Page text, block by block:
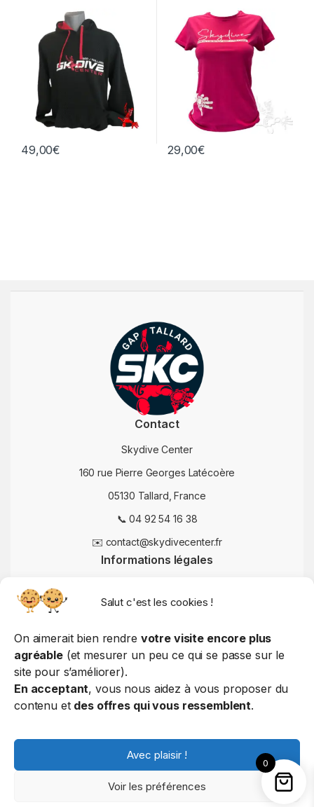
Salut c'est les cookies !
On aimerait bien rendre votre visite encore plus
agréable(et mesurer un peu ce qui se passe sur le
site pour s’améliorer).
En acceptant, vous nous aidez à vous proposer du
contenu et des offres qui vous ressemblent.
Avec plaisir !
Voir les préférences
49,00€
Ce produit a plusieurs variations. Les options peuvent être
29,00€
Ce produit a plusieurs
Contact
Skydive Center
160 rue Pierre Georges Latécoère
05130 Tallard, France
📞 04 92 54 16 38
✉️ contact@skydivecenter.fr
Informations légales
Conditions Générales de Vente
Politique de confidentialité
Politique de cookies
Politique d'utilisation
0